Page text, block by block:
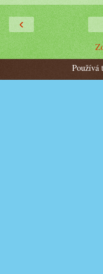
‹
Používá